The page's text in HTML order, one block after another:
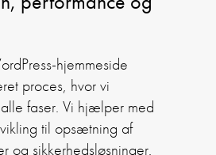
hjemmeside
proces, hvor vi
faser. Vi hjælper med
til opsætning af
og sikkerhedsløsninger.